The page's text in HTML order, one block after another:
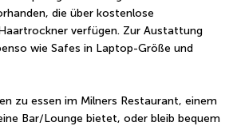
die über kostenlose
verfügen. Zur Austattung
wie Safes in Laptop-Größe und
zu essen im Milners Restaurant, einem
Bar/Lounge bietet, oder bleib bequem